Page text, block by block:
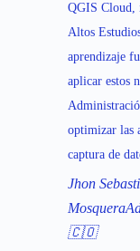
QGIS Cloud,
Altos
aprendizaje
aplicar estos
optimizar las
captura de
Jhon
Mosquera
🇨🇴